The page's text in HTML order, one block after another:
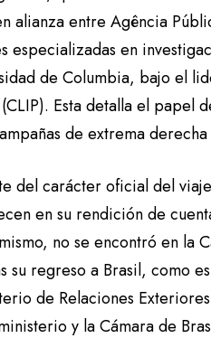
alianza entre Agência
especializadas en
de Columbia, bajo el
Esta detalla el papel
de extrema
del carácter oficial del
en su rendición de
no se encontró en la
regreso a Brasil, como
de Relaciones
y la Cámara de